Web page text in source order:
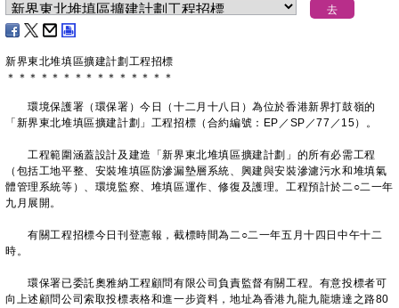
新界東北堆填區擴建計劃工程招標
＊ ＊ ＊ ＊ ＊ ＊ ＊ ＊ ＊ ＊ ＊ ＊ ＊ ＊ ＊
環境保護署（環保署）今日（十二月十八日）為位於香港新界打鼓嶺的
「新界東北堆填區擴建計劃」工程招標（合約編號：EP／SP／77／15）。
工程範圍涵蓋設計及建造「新界東北堆填區擴建計劃」的所有必需工程
（包括工地平整、安裝堆填區防滲漏墊層系統、興建與安裝滲濾污水和堆填氣
體管理系統等）、環境監察、堆填區運作、修復及護理。工程預計於二○二一年
九月展開。
有關工程招標今日刊登憲報，截標時間為二○二一年五月十四日中午十二
時。
環保署已委託奧雅納工程顧問有限公司負責監督有關工程。有意投標者可
向上述顧問公司索取投標表格和進一步資料，地址為香港九龍九龍塘達之路80